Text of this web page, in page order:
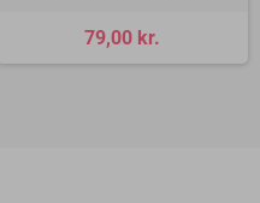
79,00 kr.